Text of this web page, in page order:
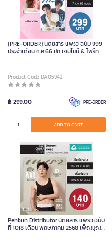
[PRE-ORDER] นิตยสาร แพรว ฉบับ 999
ประจำเดือน ต.ค.66 ปก เจมีไนน์ & โฟร์ท
Product Code DA05942
฿ 299.00 PRE-ORDER
ADD TO CART
Penbun Distributor นิตยสาร แพรว ฉบับ
ที่ 1018 เดือน พฤษภาคม 2568 เพ็ญบุญ